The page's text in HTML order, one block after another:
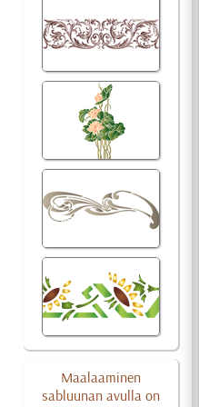
Maalaaminen
sabluunan avulla on